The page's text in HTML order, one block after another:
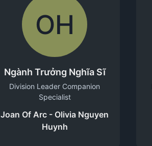
OH
Ngành Trưởng Nghĩa Sĩ
Division Leader Companion
Specialist
Joan Of Arc - Olivia Nguyen
Huynh